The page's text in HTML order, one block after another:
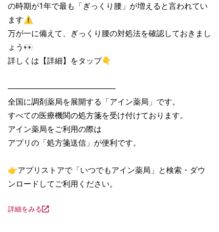
の時期が1年で最も「ぎっくり腰」が増えると言われてい
ます⚠
万が一に備えて、ぎっくり腰の対処法を確認しておきまし
ょう👀
詳しくは【詳細】をタップ👇
────────────────────
全国に調剤薬局を展開する「アイン薬局」です。
すべての医療機関の処方箋を受け付けております。
アイン薬局をご利用の際は
アプリの「処方箋送信」が便利です。
👉アプリストアで「いつでもアイン薬局」と検索・ダウ
ンロードしてご利用ください。
詳細をみる